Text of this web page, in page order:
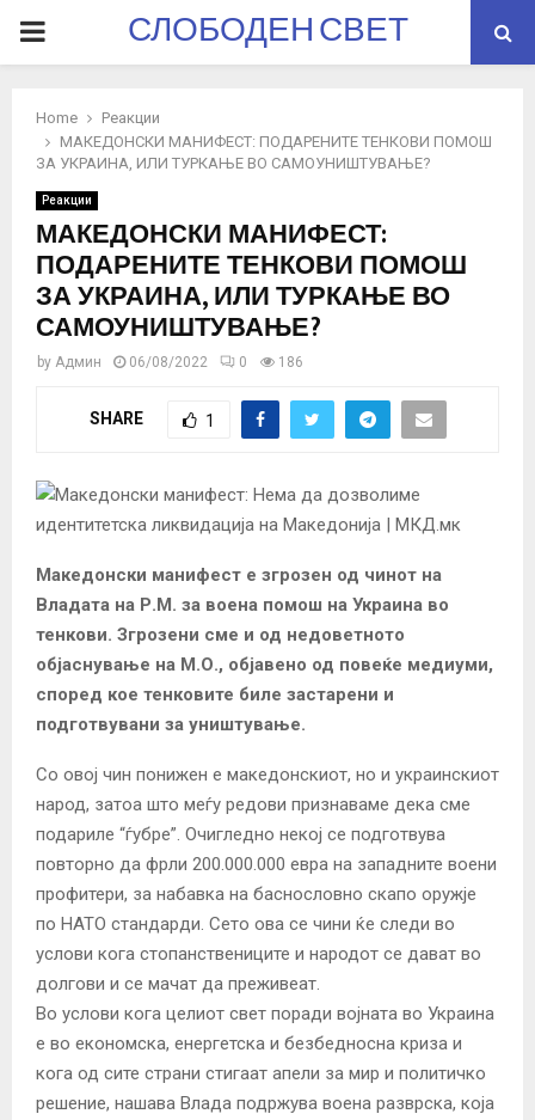
PRIMARYСЛОБОДЕН СВЕТ
Home
Реакции
МАКЕДОНСКИ МАНИФЕСТ: ПОДАРЕНИТЕ ТЕНКОВИ ПОМОШ
ЗА УКРАИНА, ИЛИ ТУРКАЊЕ ВО САМОУНИШТУВАЊЕ?
Реакции
МАКЕДОНСКИ МАНИФЕСТ:
ПОДАРЕНИТЕ ТЕНКОВИ ПОМОШ
ЗА УКРАИНА, ИЛИ ТУРКАЊЕ ВО
САМОУНИШТУВАЊЕ?
by Админ 06/08/2022 0 186
SHARE 1
Македонски манифест е згрозен од чинот на
Владата на Р.М. за воена помош на Украина во
тенкови. Згрозени сме и од недоветното
објаснување на М.О., објавено од повеќе медиуми,
според кое тенковите биле застарени и
подготвувани за уништување.
Со овој чин понижен е македонскиот, но и украинскиот
народ, затоа што меѓу редови признаваме дека сме
подариле “ѓубре”. Очигледно некој се подготвува
повторно да фрли 200.000.000 евра на западните воени
профитери, за набавка на баснословно скапо оружје
по НАТО стандарди. Сето ова се чини ќе следи во
услови кога стопанствениците и народот се дават во
долгови и се мачат да преживеат.
Во услови кога целиот свет поради војната во Украина
е во економска, енергетска и безбедносна криза и
кога од сите страни стигаат апели за мир и политичко
решение, нашава Влада подржува воена разврска, која